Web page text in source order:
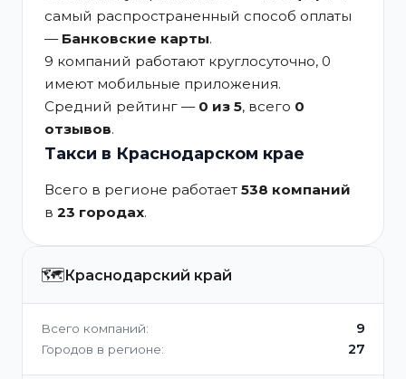
самый распространенный способ оплаты
— Банковские карты.
9 компаний работают круглосуточно, 0
имеют мобильные приложения.
Средний рейтинг — 0 из 5, всего 0
отзывов.
Такси в Краснодарском крае
Всего в регионе работает 538 компаний
в 23 городах.
🗺️Краснодарский край
Всего компаний: 9
Городов в регионе: 27